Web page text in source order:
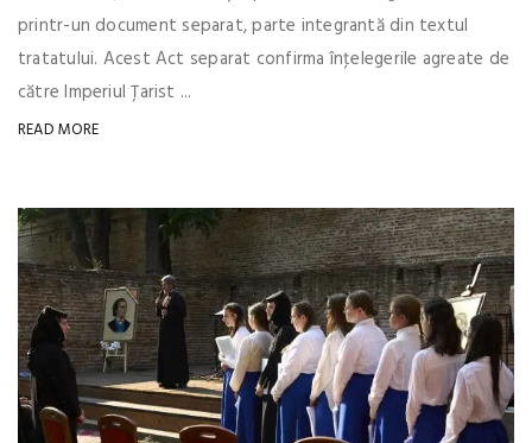
printr-un document separat, parte integrantă din textul
tratatului. Acest Act separat confirma înţelegerile agreate de
către Imperiul Ţarist ...
READ MORE